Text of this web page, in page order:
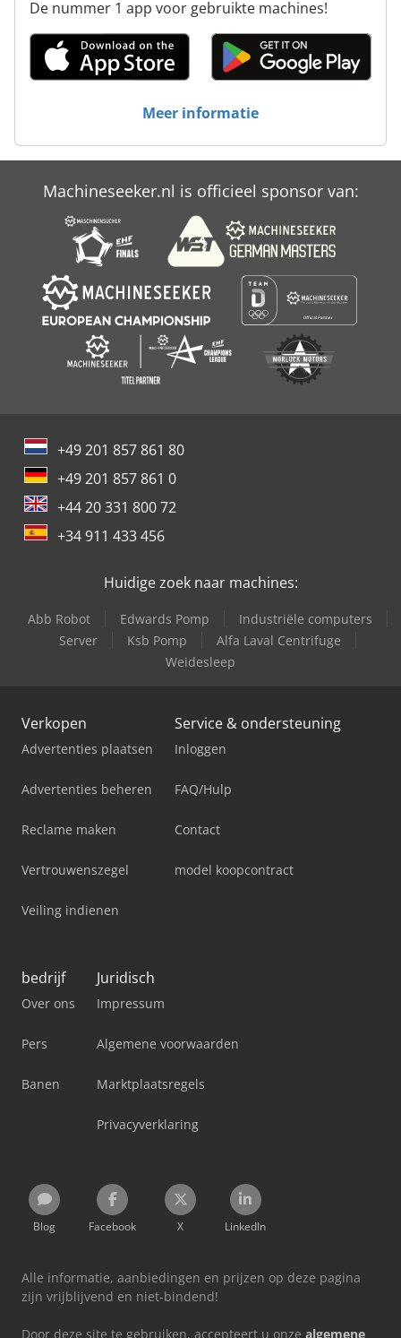
De nummer 1 app voor gebruikte machines!
Meer informatie
Machineseeker.nl is officieel sponsor van:
+49 201 857 861 80
+49 201 857 861 0
+44 20 331 800 72
+34 911 433 456
Huidige zoek naar machines:
Abb Robot Edwards Pomp
Industriële computers
Server
Ksb Pomp
Alfa Laval Centrifuge
Weidesleep
Verkopen
Advertenties plaatsen
Advertenties beheren
Reclame maken
Vertrouwenszegel
Veiling indienen
Service & ondersteuning
Inloggen
FAQ/Hulp
Contact
model koopcontract
bedrijf
Over ons
Pers
Banen
Juridisch
Impressum
Algemene voorwaarden
Marktplaatsregels
Privacyverklaring
Blog Facebook X LinkedIn
Alle informatie, aanbiedingen en prijzen op deze pagina
zijn vrijblijvend en niet-bindend!
Door deze site te gebruiken, accepteert u onze algemene